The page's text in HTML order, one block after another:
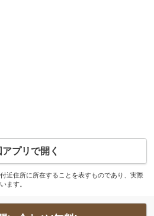
プリで開く
近住所に所在することを表すものであり、実際
ます。